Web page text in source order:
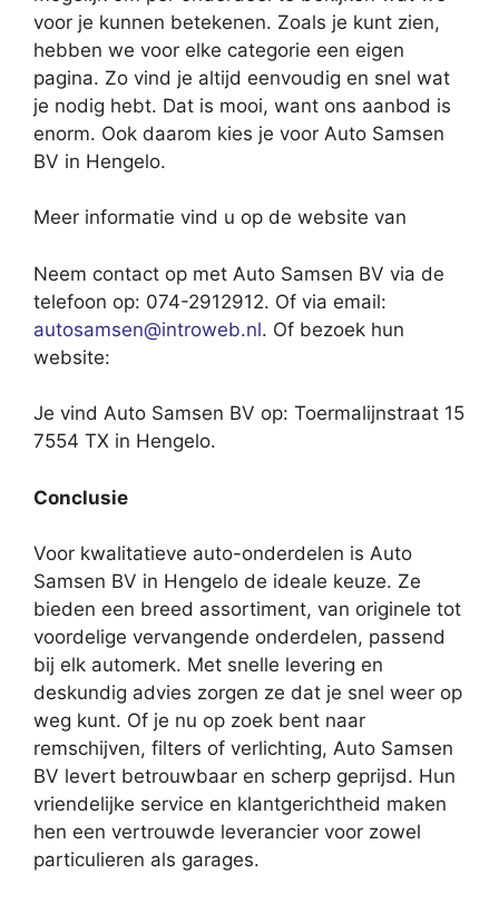
voor je kunnen betekenen. Zoals je kunt zien,
hebben we voor elke categorie een eigen
pagina. Zo vind je altijd eenvoudig en snel wat
je nodig hebt. Dat is mooi, want ons aanbod is
enorm. Ook daarom kies je voor Auto Samsen
BV in Hengelo.
Meer informatie vind u op de website van
Neem contact op met Auto Samsen BV via de
telefoon op: 074-2912912. Of via email:
autosamsen@introweb.nl. Of bezoek hun
website:
Je vind Auto Samsen BV op: Toermalijnstraat 15
7554 TX in Hengelo.
Conclusie
Voor kwalitatieve auto-onderdelen is Auto
Samsen BV in Hengelo de ideale keuze. Ze
bieden een breed assortiment, van originele tot
voordelige vervangende onderdelen, passend
bij elk automerk. Met snelle levering en
deskundig advies zorgen ze dat je snel weer op
weg kunt. Of je nu op zoek bent naar
remschijven, filters of verlichting, Auto Samsen
BV levert betrouwbaar en scherp geprijsd. Hun
vriendelijke service en klantgerichtheid maken
hen een vertrouwde leverancier voor zowel
particulieren als garages.